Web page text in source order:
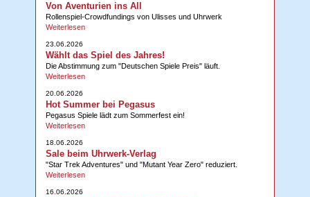
Von Aventurien ins All
Rollenspiel-Crowdfundings von Ulisses und Uhrwerk
Weiterlesen
23.06.2026
Wählt das Spiel des Jahres!
Die Abstimmung zum "Deutschen Spiele Preis" läuft.
Weiterlesen
20.06.2026
Hot Summer bei Pegasus
Pegasus Spiele lädt zum Sommerfest ein!
Weiterlesen
18.06.2026
Sale beim Uhrwerk-Verlag
"Star Trek Adventures" und "Mutant Year Zero" reduziert.
Weiterlesen
16.06.2026